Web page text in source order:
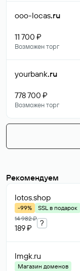
ooo-locas.ru
11 700 ₽
Возможен торг
yourbank.ru
778 700 ₽
Возможен торг
Рекомендуем
lotos.shop
-99%
SSL в подарок
14 982 ₽
189 ₽
?
lmgk.ru
Магазин доменов